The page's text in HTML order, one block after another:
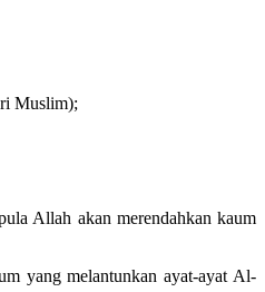
Muslim);
Allah akan merendahkan kaum
yang melantunkan ayat-ayat Al-